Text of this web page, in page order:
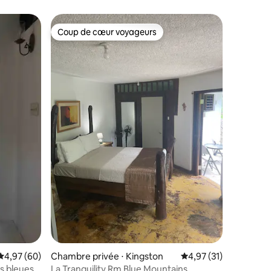
moyenne sur la base de 60 commentaires : 4,97 sur 5
4,97 (60)
Coup de cœur voyageurs
Coup de cœur voyageurs
Chambre privée ⋅ Kingston Évaluation moyenne
4,97 (31)